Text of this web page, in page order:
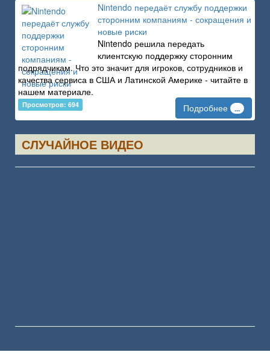
Nintendo передаёт службу поддержки
сторонним компаниям - сокращения и
новые риски
Nintendo решила передать
клиентскую поддержку сторонним
подрядчикам. Что это значит для игроков, сотрудников и
качества сервиса в США и Латинской Америке - читайте в
нашем материале.
Просмотров: 694 Подробнее ...
СЛУЧАЙНОЕ ВИДЕО